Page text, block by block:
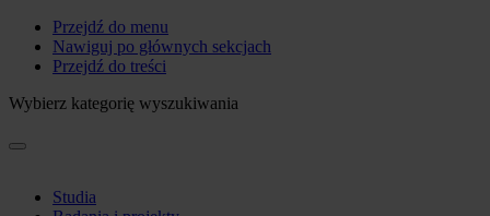
Przejdź do menu
Nawiguj po głównych sekcjach
Przejdź do treści
Wybierz kategorię wyszukiwania
Studia